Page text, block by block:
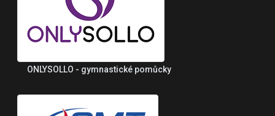
ONLYSOLLO - gymnastické pomůcky